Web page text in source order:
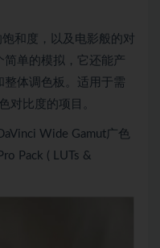
和度，以及电影般的对
简单的模拟，它还能产
体调色板。适用于需
对比度的项目。